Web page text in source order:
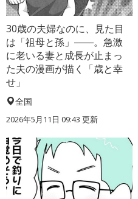
30歳の夫婦なのに、見た目
は「祖母と孫」――。急激
に老いる妻と成長が止まっ
た夫の漫画が描く「歳と幸
せ」
全国
2026年5月11日 09:43 更新